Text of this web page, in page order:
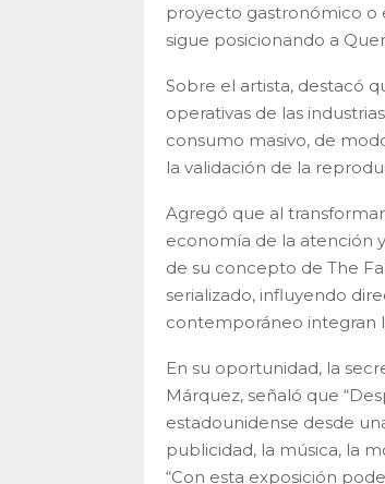
proyecto gastronómico o
sigue posicionando a
Sobre el artista, destacó
operativas de las
consumo masivo, de
la validación de la
Agregó que al
economía de la atención
de su concepto de The
serializado, influyendo
contemporáneo integran
En su oportunidad, la
Márquez, señaló que
estadounidense desde
publicidad, la música, la
“Con esta exposición